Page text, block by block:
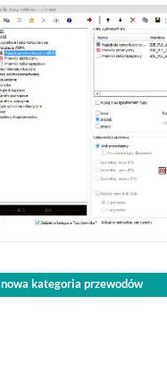
kategoria przewodów